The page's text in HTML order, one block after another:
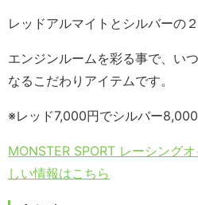
レッドアルマイトとシルバーの
エンジンルームを彩る事で、い
なるこだわりアイテムです。
※レッド7,000円でシルバー8,000
MONSTER SPORT レーシング
しい情報はこちら